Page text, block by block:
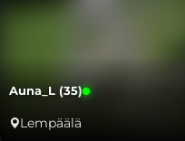
Auna_L (35)
Lempäälä